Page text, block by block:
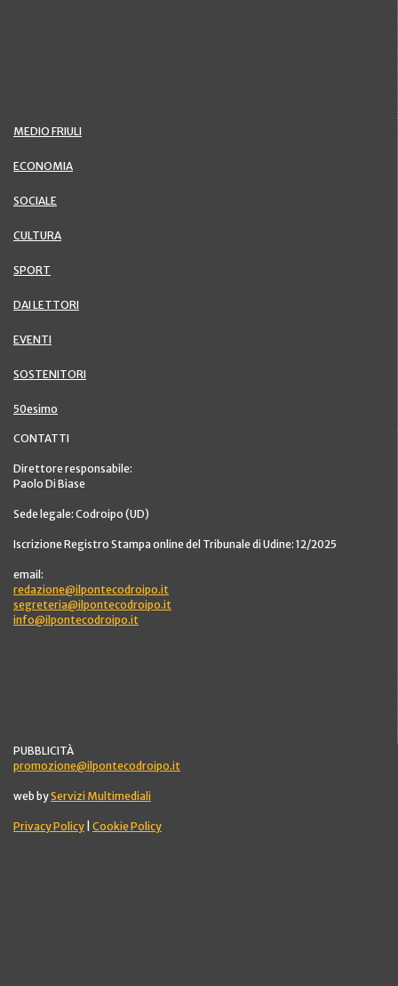
MEDIO FRIULI
ECONOMIA
SOCIALE
CULTURA
SPORT
DAI LETTORI
EVENTI
SOSTENITORI
50esimo
CONTATTI
Direttore responsabile:
Paolo Di Biase
Sede legale: Codroipo (UD)
Iscrizione Registro Stampa online del Tribunale di Udine: 12/2025
email:
redazione@ilpontecodroipo.it
segreteria@ilpontecodroipo.it
info@ilpontecodroipo.it
PUBBLICITÀ
promozione@ilpontecodroipo.it
web byServizi Multimediali
Privacy Policy Cookie Policy